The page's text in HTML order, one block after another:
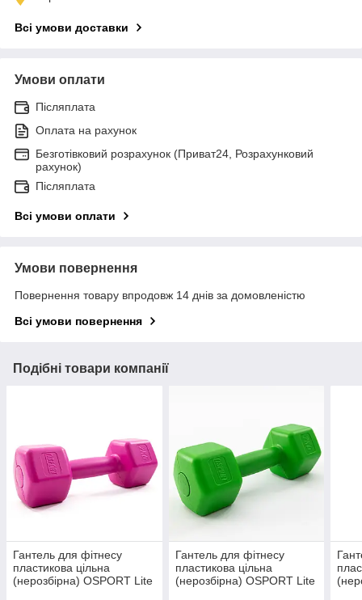
Всі умови доставки
Умови оплати
Післяплата
Оплата на рахунок
Безготівковий розрахунок (Приват24, Розрахунковий
рахунок)
Післяплата
Всі умови оплати
Умови повернення
Повернення товару впродовж 14 днів за домовленістю
Всі умови повернення
Подібні товари компанії
Гантель для фітнесу
пластикова цільна
(нерозбірна) OSPORT Lite
Гантель для фітнесу
пластикова цільна
(нерозбірна) OSPORT Lite